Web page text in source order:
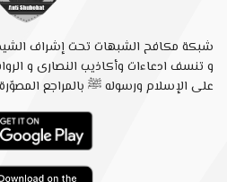
شبكة مكافح الشبهات تحت إشراف
و تنسف ادعاءات وأكاذيب النصارى و
على الإسلام ورسوله ﷺ بالمراجع